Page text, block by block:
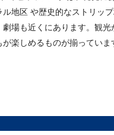
地区 や歴史的なストリッ
劇場も近くにあります。観
楽しめるものが揃っていま